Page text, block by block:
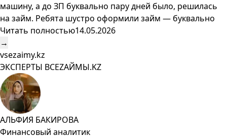
машину, а до ЗП буквально пару дней было, решилась
на займ. Ребята шустро оформили займ — буквально
Читать полностью14.05.2026
→
vsezaimy.kz
ЭКСПЕРТЫ ВСЕZAЙМЫ.KZ
АЛЬФИЯ БАКИРОВА
Финансовый аналитик